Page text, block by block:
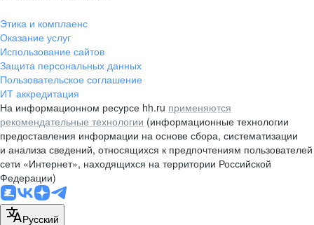
Этика и комплаенс
Оказание услуг
Использование сайтов
Защита персональных данных
Пользовательское соглашение
ИТ аккредитация
На информационном ресурсе hh.ru применяются
рекомендательные технологии (информационные технологии
предоставления информации на основе сбора, систематизации
и анализа сведений, относящихся к предпочтениям пользователей
сети «Интернет», находящихся на территории Российской
Федерации)
Русский